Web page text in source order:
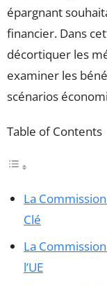
épargnant
financier. Dans
décortiquer les
examiner les
scénarios
Table of Contents
La
Clé
La
l’UE